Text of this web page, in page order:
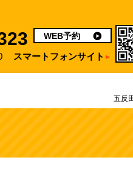
WEB予約
スマートフォンサイト
五反